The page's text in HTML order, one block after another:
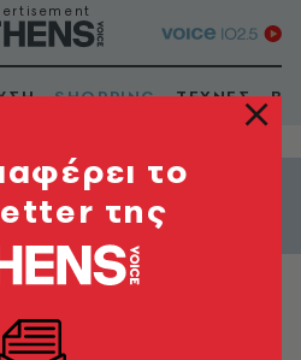
SHOPPING ΤΕΧΝΕΣ
το
της